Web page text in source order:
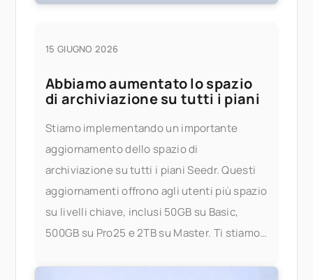
15 GIUGNO 2026
Abbiamo aumentato lo spazio
di archiviazione su tutti i piani
Stiamo implementando un importante
aggiornamento dello spazio di
archiviazione su tutti i piani Seedr. Questi
aggiornamenti offrono agli utenti più spazio
su livelli chiave, inclusi 50GB su Basic,
500GB su Pro25 e 2TB su Master. Ti stiamo